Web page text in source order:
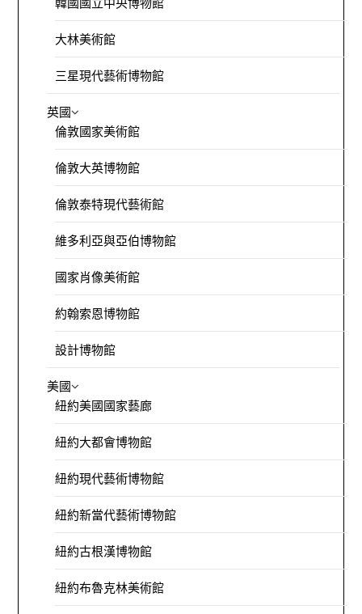
大林美術館
三星現代藝術博物館
英國
倫敦國家美術館
倫敦大英博物館
倫敦泰特現代藝術館
維多利亞與亞伯博物館
國家肖像美術館
約翰索恩博物館
設計博物館
美國
紐約美國國家藝廊
紐約大都會博物館
紐約現代藝術博物館
紐約新當代藝術博物館
紐約古根漢博物館
紐約布魯克林美術館